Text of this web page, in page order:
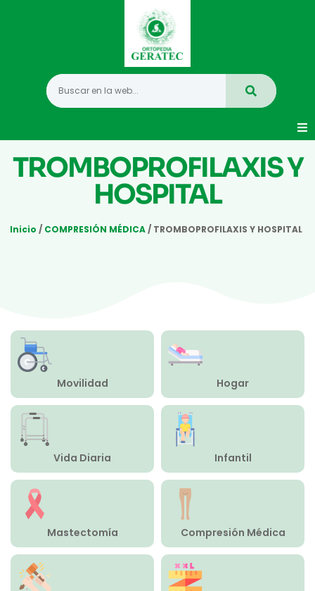
Movilidad
Vida Diaria
Compresión Médica
Fabricación a Medida
Zona XXL
Alquiler
TROMBOPROFILAXIS Y
HOSPITAL
Inicio / COMPRESIÓN MÉDICA/ TROMBOPROFILAXIS Y HOSPITAL
Movilidad Hogar
Vida Diaria Infantil
Mastectomía Compresión Médica